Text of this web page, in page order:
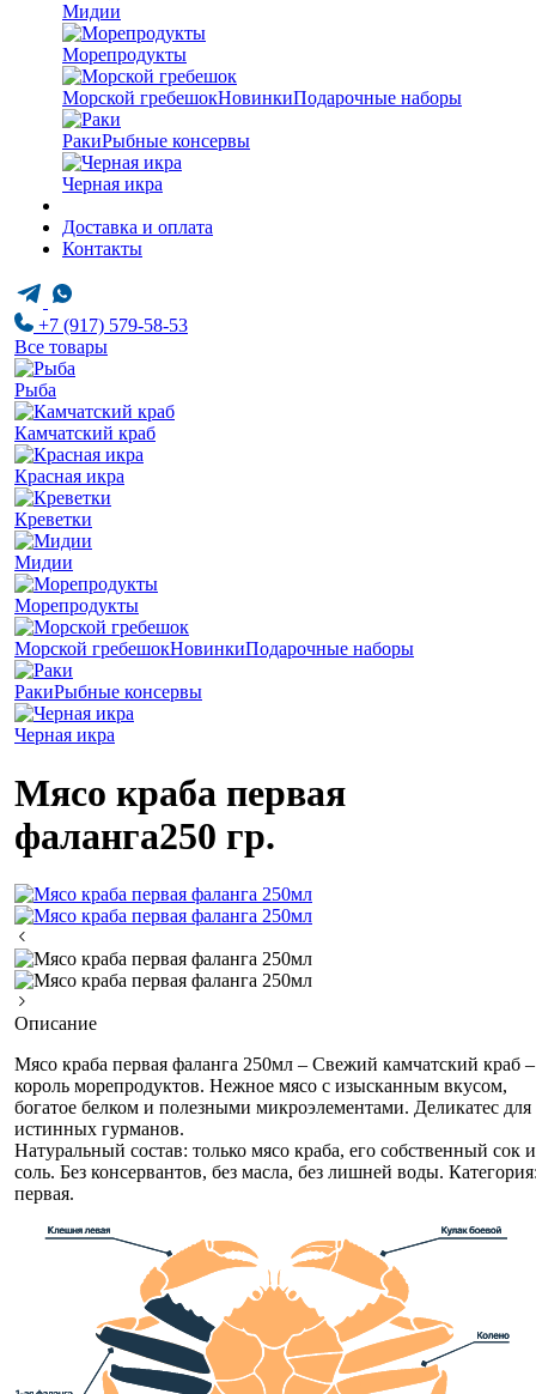
Мидии
Морепродукты
Морской гребешокНовинкиПодарочные наборы
РакиРыбные консервы
Черная икра
Доставка и оплата
Контакты
+7 (917) 579-58-53
Все товары
Рыба
Камчатский краб
Красная икра
Креветки
Мидии
Морепродукты
Морской гребешокНовинкиПодарочные наборы
РакиРыбные консервы
Черная икра
Мясо краба первая
фаланга250 гр.
Описание
Мясо краба первая фаланга 250мл – Свежий камчатский краб –
король морепродуктов. Нежное мясо с изысканным вкусом,
богатое белком и полезными микроэлементами. Деликатес для
истинных гурманов.
Натуральный состав: только мясо краба, его собственный сок и
соль. Без консервантов, без масла, без лишней воды.
первая.